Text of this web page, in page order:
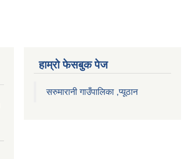
हाम्राे फेसबुक पेज
सरुमारानी गाउँपालिका ,प्यूठान